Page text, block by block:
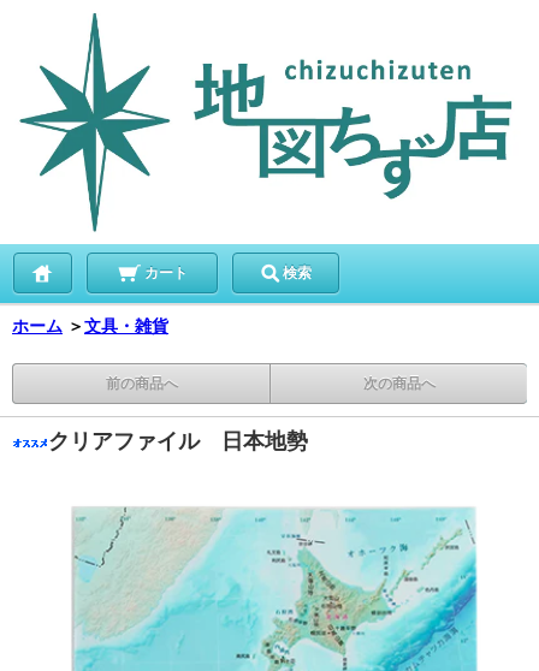
カート 検索
ホーム ＞文具・雑貨
前の商品へ 次の商品へ
クリアファイル 日本地勢